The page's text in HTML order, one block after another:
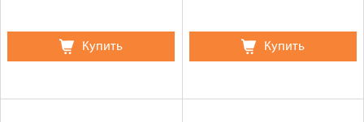
Купить Купить